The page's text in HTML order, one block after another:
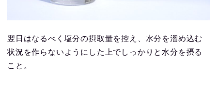
翌日はなるべく塩分の摂取量を控え、水分を溜め込む
状況を作らないようにした上でしっかりと水分を摂る
こと。